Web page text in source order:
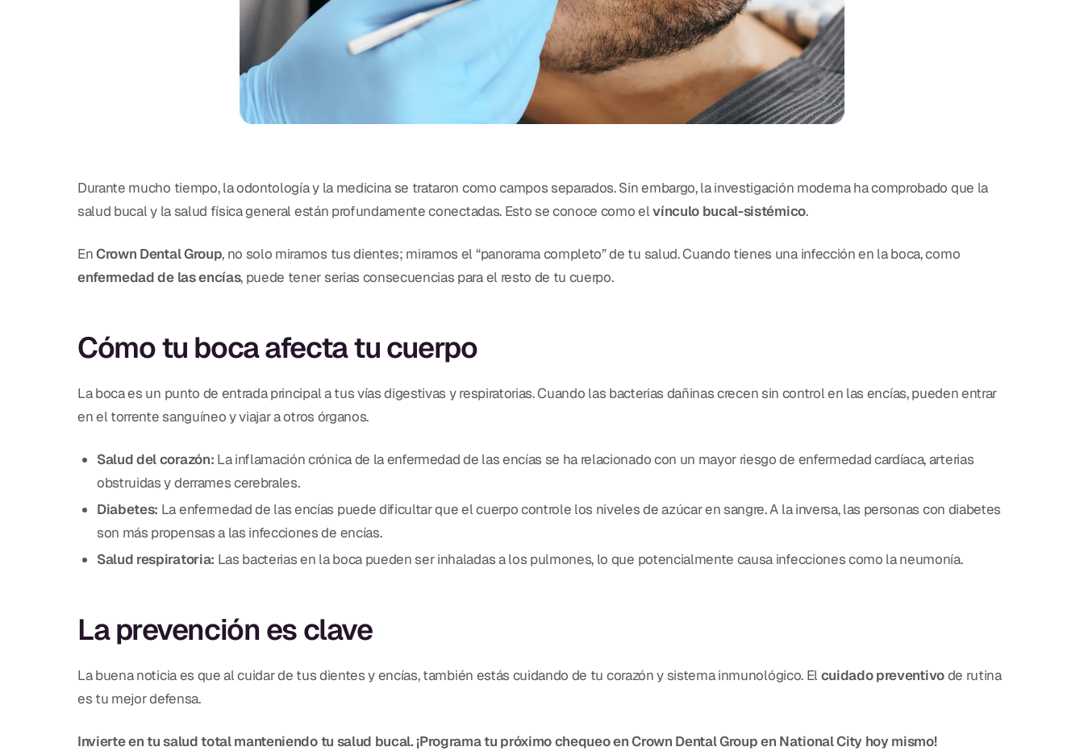
Durante mucho tiempo, la odontología y la medicina se trataron como campos separados. Sin embargo, la investigación moderna ha comprobado que la
salud bucal y la salud física general están profundamente conectadas. Esto se conoce como elvínculo bucal-sistémico.
EnCrown Dental Group, no solo miramos tus dientes; miramos el “panorama completo” de tu salud. Cuando tienes una infección en la boca, como
enfermedad de las encías, puede tener serias consecuencias para el resto de tu cuerpo.
Cómo tu boca afecta tu cuerpo
La boca es un punto de entrada principal a tus vías digestivas y respiratorias. Cuando las bacterias dañinas crecen sin control en las encías, pueden entrar
en el torrente sanguíneo y viajar a otros órganos.
Salud del corazón: La inflamación crónica de la enfermedad de las encías se ha relacionado con un mayor riesgo de enfermedad cardíaca, arterias
obstruidas y derrames cerebrales.
Diabetes: La enfermedad de las encías puede dificultar que el cuerpo controle los niveles de azúcar en sangre. A la inversa, las personas con diabetes
son más propensas a las infecciones de encías.
Salud respiratoria: Las bacterias en la boca pueden ser inhaladas a los pulmones, lo que potencialmente causa infecciones como la neumonía.
La prevención es clave
La buena noticia es que al cuidar de tus dientes y encías, también estás cuidando de tu corazón y sistema inmunológico. El cuidado preventivode rutina
es tu mejor defensa.
Invierte en tu salud total manteniendo tu salud bucal. ¡Programa tu próximo chequeo en Crown Dental Group en National City hoy mismo!